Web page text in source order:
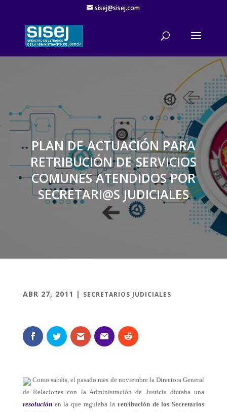
sisej@sisej.com
'
PLAN DE ACTUACIÓN PARA
RETRIBUCIÓN DE SERVICIOS
COMUNES ATENDIDOS POR
SECRETARI@S JUDICIALES
ABR 27, 2011 | SECRETARIOS JUDICIALES
Como sabéis, el pasado mes de noviembre la Directora General
de Relaciones con la Administración de Justicia dictaba una
resoluciónen la que regulaba la retribución de los Secretarios